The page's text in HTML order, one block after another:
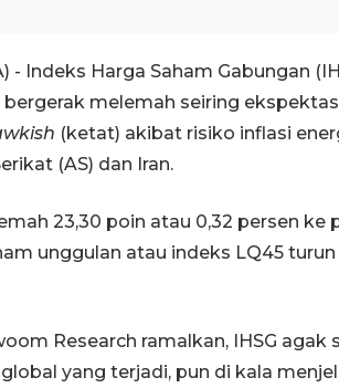
- Indeks Harga Saham Gabungan
melemah seiring
(ketat) akibat risiko inflasi
(AS) dan Iran.
23,30 poin atau 0,32 persen ke
unggulan atau indeks LQ45
Research ramalkan, IHSG
yang terjadi, pun di kala